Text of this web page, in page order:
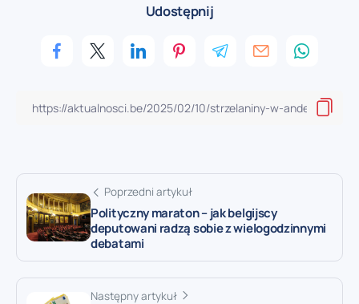
Udostępnij
Poprzedni artykuł
Polityczny maraton – jak belgijscy
deputowani radzą sobie z wielogodzinnymi
debatami
Następny artykuł